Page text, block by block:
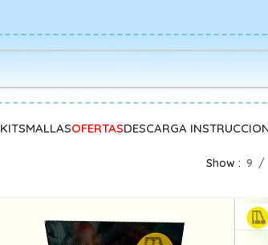
KITSMALLASOFERTASDESCARGA
Show 9